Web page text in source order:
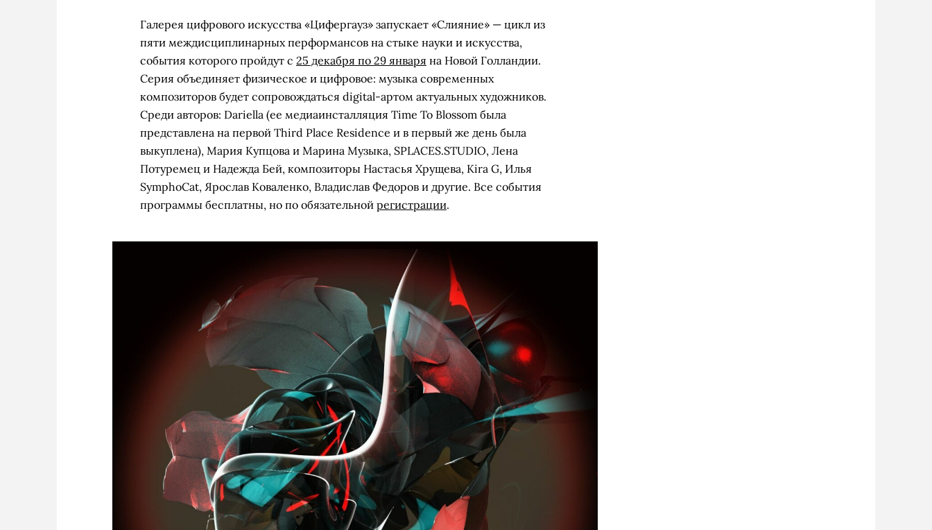
Галерея цифрового искусства «Цифергауз» запускает «Слияние» — цикл из
пяти междисциплинарных перформансов на стыке науки и искусства,
события которого пройдут с 25 декабря по 29 января на Новой Голландии.
Серия объединяет физическое и цифровое: музыка современных
композиторов будет сопровождаться digital-артом актуальных художников.
Среди авторов: Dariella (ее медиаинсталляция Time To Blossom была
представлена на первой Third Place Residence и в первый же день была
выкуплена), Мария Купцова и Марина Музыка, SPLACES.STUDIO, Лена
Потуремец и Надежда Бей, композиторы Настасья Хрущева, Kira G, Илья
SymphoCat, Ярослав Коваленко, Владислав Федоров и другие. Все события
программы бесплатны, но по обязательной регистрации.